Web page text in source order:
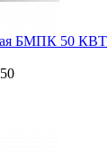
БМПК 50 КВТ